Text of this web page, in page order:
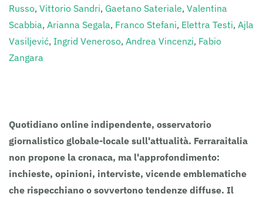
Russo, Vittorio Sandri, Gaetano Sateriale, Valentina
Scabbia, Arianna Segala, Franco Stefani, Elettra Testi, Ajla
Vasiljević, Ingrid Veneroso, Andrea Vincenzi, Fabio
Zangara
Quotidiano online indipendente, osservatorio
giornalistico globale-locale sull'attualità. Ferraraitalia
non propone la cronaca, ma l'approfondimento:
inchieste, opinioni, interviste, vicende emblematiche
che rispecchiano o sovvertono tendenze diffuse. Il